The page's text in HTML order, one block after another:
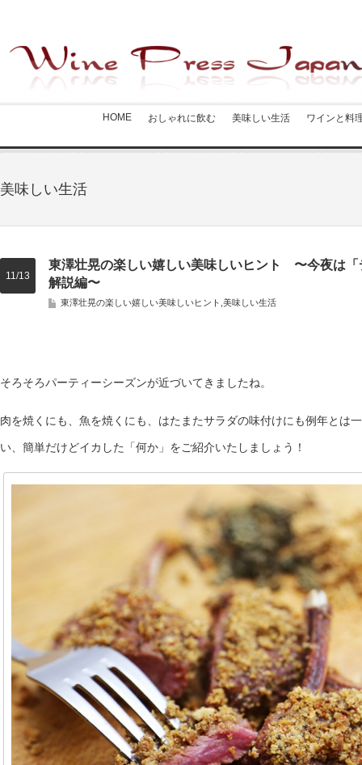
HOME おしゃれに飲む 美味しい生活 ワインと料
美味しい生活
東澤壮晃の楽しい嬉しい美味しいヒント 〜今夜は
解説編〜
東澤壮晃の楽しい嬉しい美味しいヒント 美味しい生活
11/13
そろそろパーティーシーズンが近づいてきましたね。
肉を焼くにも、魚を焼くにも、はたまたサラダの味付けにも例年とは
い、簡単だけどイカした「何か」をご紹介いたしましょう！